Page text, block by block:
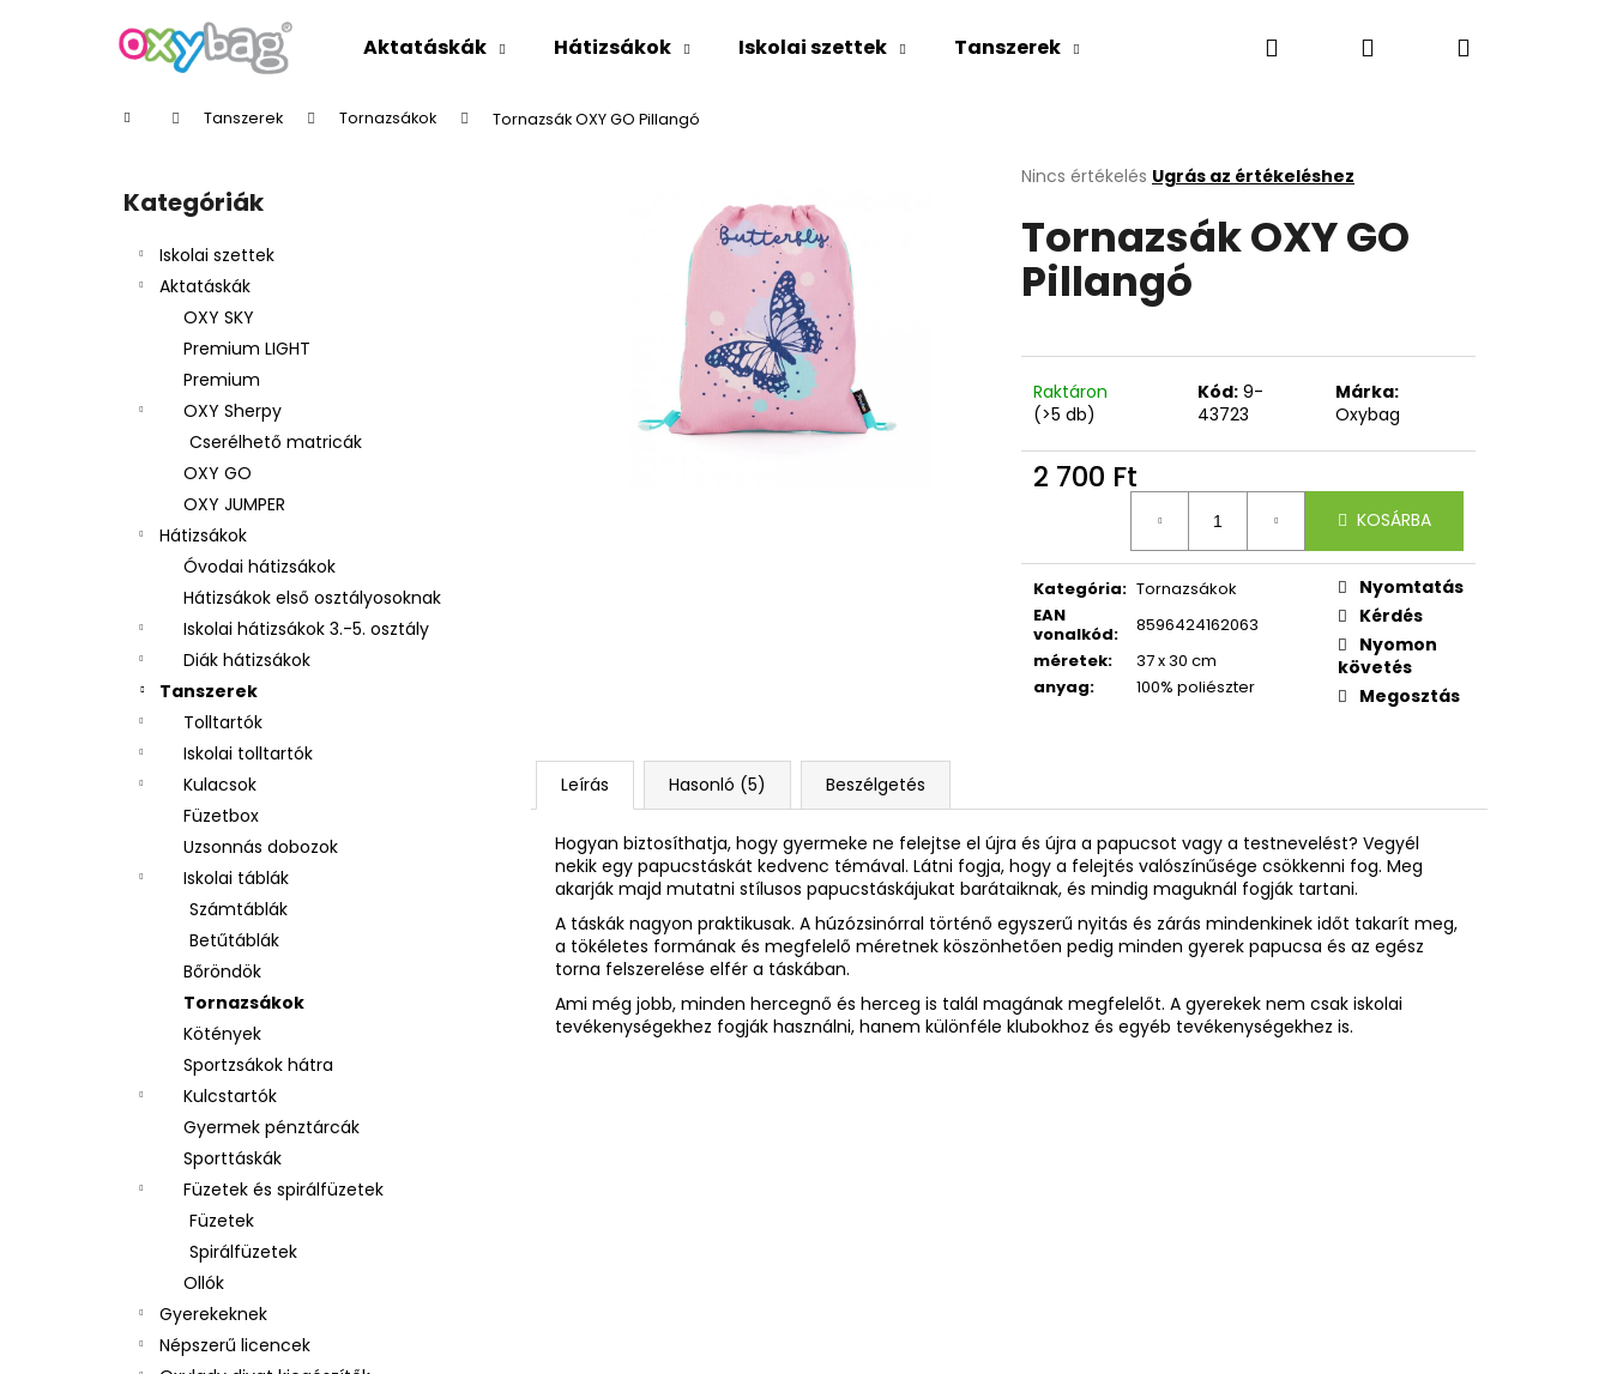
Aktatáskák Hátizsákok Iskolai szettek Tanszerek KeresésBejelentkezés
Kosár
KezdőlapTanszerek Tornazsákok Tornazsák OXY GO Pillangó
Kategóriák
átugrása
Kategóriák
Iskolai szettek
Aktatáskák
OXY SKY
Premium LIGHT
Premium
OXY Sherpy
Cserélhető matricák
OXY GO
OXY JUMPER
Hátizsákok
Óvodai hátizsákok
Hátizsákok első osztályosoknak
Iskolai hátizsákok 3.-5. osztály
Diák hátizsákok
Tanszerek
Tolltartók
Iskolai tolltartók
Kulacsok
Füzetbox
Uzsonnás dobozok
Iskolai táblák
Számtáblák
Betűtáblák
Bőröndök
Tornazsákok
Kötények
Sportzsákok hátra
Kulcstartók
Gyermek pénztárcák
Sporttáskák
Füzetek és spirálfüzetek
Füzetek
Spirálfüzetek
Ollók
Gyerekeknek
Népszerű licencek
A
átlagos
értékelése
5-
ből
Nincs értékelés Ugrás az értékeléshez
Tornazsák OXY GO
Pillangó
Raktáron
(>5 db)
Kód: 9-
43723
Márka:
Oxybag
2 700 Ft
KOSÁRBA
Kategória: Tornazsákok
EAN
vonalkód:
8596424162063
méretek:
37 x 30 cm
anyag: 100% poliészter
Nyomtatás
Kérdés
Nyomon
követés
Megosztás
Leírás Hasonló (5) Beszélgetés
Hogyan biztosíthatja, hogy gyermeke ne felejtse el újra és újra a papucsot vagy a testnevelést? Vegyél
nekik egy papucstáskát kedvenc témával. Látni fogja, hogy a felejtés valószínűsége csökkenni fog. Meg
akarják majd mutatni stílusos papucstáskájukat barátaiknak, és mindig maguknál fogják tartani.
A táskák nagyon praktikusak. A húzózsinórral történő egyszerű nyitás és zárás mindenkinek időt takarít meg,
a tökéletes formának és megfelelő méretnek köszönhetően pedig minden gyerek papucsa és az egész
torna felszerelése elfér a táskában.
Ami még jobb, minden hercegnő és herceg is talál magának megfelelőt. A gyerekek nem csak iskolai
tevékenységekhez fogják használni, hanem különféle klubokhoz és egyéb tevékenységekhez is.
Vissza
Vissza
Mit keres?
Ajánljuk
ISKOLAI HÁTIZSÁK PREMIUM PILLANGÓ
12 700 Ft